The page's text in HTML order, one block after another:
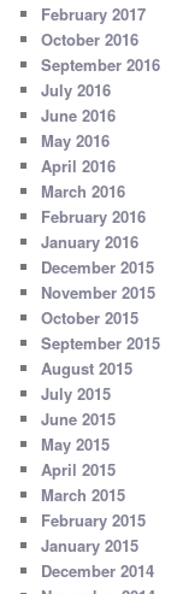
February 2017
October 2016
September 2016
July 2016
June 2016
May 2016
April 2016
March 2016
February 2016
January 2016
December 2015
November 2015
October 2015
September 2015
August 2015
July 2015
June 2015
May 2015
April 2015
March 2015
February 2015
January 2015
December 2014